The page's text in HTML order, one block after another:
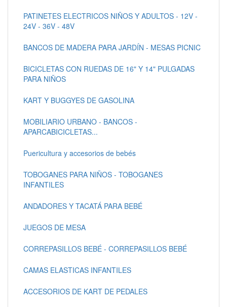
PATINETES ELECTRICOS NIÑOS Y ADULTOS - 12V -
24V - 36V - 48V
BANCOS DE MADERA PARA JARDÍN - MESAS PICNIC
BICICLETAS CON RUEDAS DE 16" Y 14" PULGADAS
PARA NIÑOS
KART Y BUGGYES DE GASOLINA
MOBILIARIO URBANO - BANCOS -
APARCABICICLETAS...
Puericultura y accesorios de bebés
TOBOGANES PARA NIÑOS - TOBOGANES
INFANTILES
ANDADORES Y TACATÁ PARA BEBÉ
JUEGOS DE MESA
CORREPASILLOS BEBÉ - CORREPASILLOS BEBÉ
CAMAS ELASTICAS INFANTILES
ACCESORIOS DE KART DE PEDALES